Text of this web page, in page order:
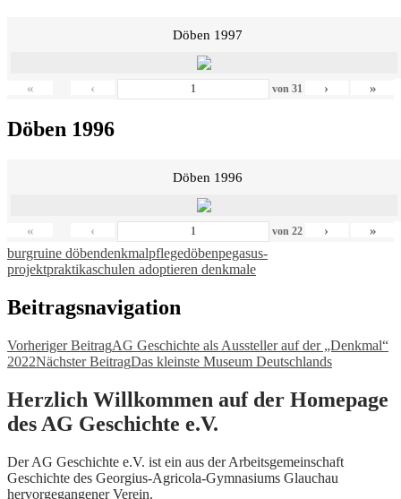
Döben 1997
« ‹ von 31 › »
Döben 1996
Döben 1996
« ‹ von 22 › »
burgruine döbendenkmalpflegedöbenpegasus-
projektpraktikaschulen adoptieren denkmale
Beitragsnavigation
Vorheriger BeitragAG Geschichte als Aussteller auf der „Denkmal“
2022Nächster BeitragDas kleinste Museum Deutschlands
Herzlich Willkommen auf der Homepage
des AG Geschichte e.V.
Der AG Geschichte e.V. ist ein aus der Arbeitsgemeinschaft
Geschichte des Georgius-Agricola-Gymnasiums Glauchau
hervorgegangener Verein.